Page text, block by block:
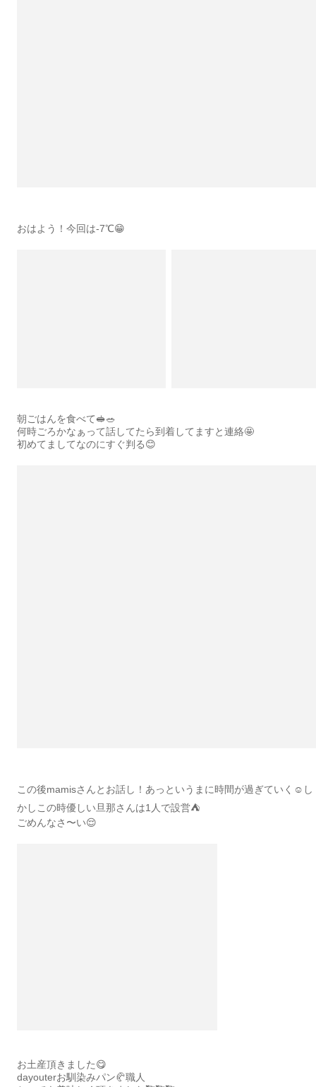
おはよう！今回は-7℃😁
朝ごはんを食べて🥪🥗
何時ごろかなぁって話してたら到着してますと連絡🤩
初めてましてなのにすぐ判る😊
この後mamisさんとお話し！あっというまに時間が過ぎていく☺️し
かしこの時優しい旦那さんは1人で設営⛺️
ごめんなさ〜い😌
お土産頂きました😋
dayouterお馴染みパン🥐職人